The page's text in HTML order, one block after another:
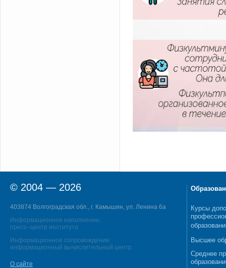
© 2004 — 2026
403874 Волгоградская обл., г. Камышин, ул. Ленина 6а
Информационное наполнение:
пресс–центр института
Информационное сопровождение:
информационный вычислительный центр
О сайте
Курсы
Высшее
Среднее